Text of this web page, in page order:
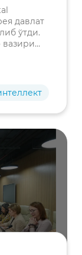
давлат
ўтди.
вазири